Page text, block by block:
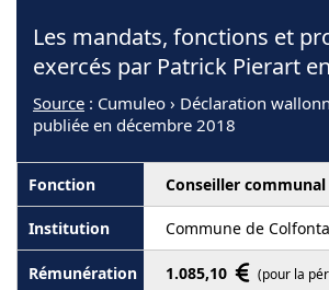
Les mandats, fonctions et
exercés par Patrick Pierart
Source : Cumuleo › Déclaration
publiée en décembre 2018
Conseiller communal
Commune de
1.085,10 (pour la